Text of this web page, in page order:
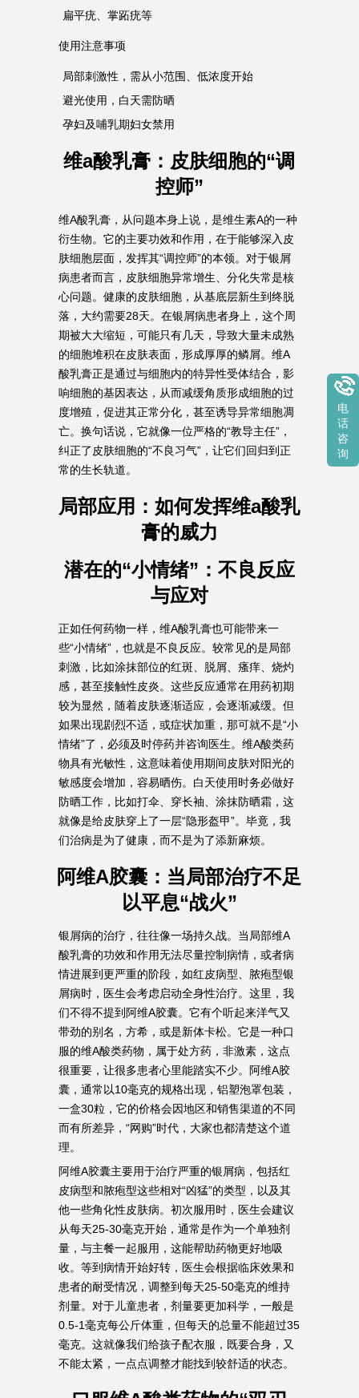
扁平疣、掌跖疣等
使用注意事项
局部刺激性，需从小范围、低浓度开始
避光使用，白天需防晒
孕妇及哺乳期妇女禁用
维a酸乳膏：皮肤细胞的“调
控师”
维A酸乳膏，从问题本身上说，是维生素A的一种
衍生物。它的主要功效和作用，在于能够深入皮
肤细胞层面，发挥其“调控师”的本领。对于银屑
病患者而言，皮肤细胞异常增生、分化失常是核
心问题。健康的皮肤细胞，从基底层新生到终脱
落，大约需要28天。在银屑病患者身上，这个周
期被大大缩短，可能只有几天，导致大量未成熟
的细胞堆积在皮肤表面，形成厚厚的鳞屑。维A
酸乳膏正是通过与细胞内的特异性受体结合，影
响细胞的基因表达，从而减缓角质形成细胞的过
度增殖，促进其正常分化，甚至诱导异常细胞凋
亡。换句话说，它就像一位严格的“教导主任”，
纠正了皮肤细胞的“不良习气”，让它们回归到正
常的生长轨道。
局部应用：如何发挥维a酸乳
膏的威力
潜在的“小情绪”：不良反应
与应对
正如任何药物一样，维A酸乳膏也可能带来一
些“小情绪”，也就是不良反应。较常见的是局部
刺激，比如涂抹部位的红斑、脱屑、瘙痒、烧灼
感，甚至接触性皮炎。这些反应通常在用药初期
较为显然，随着皮肤逐渐适应，会逐渐减缓。但
如果出现剧烈不适，或症状加重，那可就不是“小
情绪”了，必须及时停药并咨询医生。维A酸类药
物具有光敏性，这意味着使用期间皮肤对阳光的
敏感度会增加，容易晒伤。白天使用时务必做好
防晒工作，比如打伞、穿长袖、涂抹防晒霜，这
就像是给皮肤穿上了一层“隐形盔甲”。毕竟，我
们治病是为了健康，而不是为了添新麻烦。
阿维A胶囊：当局部治疗不足
以平息“战火”
银屑病的治疗，往往像一场持久战。当局部维A
酸乳膏的功效和作用无法尽量控制病情，或者病
情进展到更严重的阶段，如红皮病型、脓疱型银
屑病时，医生会考虑启动全身性治疗。这里，我
们不得不提到阿维A胶囊。它有个听起来洋气又
带劲的别名，方希，或是新体卡松。它是一种口
服的维A酸类药物，属于处方药，非激素，这点
很重要，让很多患者心里能踏实不少。阿维A胶
囊，通常以10毫克的规格出现，铝塑泡罩包装，
一盒30粒，它的价格会因地区和销售渠道的不同
而有所差异，“网购”时代，大家也都清楚这个道
理。
阿维A胶囊主要用于治疗严重的银屑病，包括红
皮病型和脓疱型这些相对“凶猛”的类型，以及其
他一些角化性皮肤病。初次服用时，医生会建议
从每天25-30毫克开始，通常是作为一个单独剂
量，与主餐一起服用，这能帮助药物更好地吸
收。等到病情开始好转，医生会根据临床效果和
患者的耐受情况，调整到每天25-50毫克的维持
剂量。对于儿童患者，剂量要更加科学，一般是
0.5-1毫克每公斤体重，但每天的总量不能超过35
毫克。这就像我们给孩子配衣服，既要合身，又
不能太紧，一点点调整才能找到较舒适的状态。
电
话
咨
询